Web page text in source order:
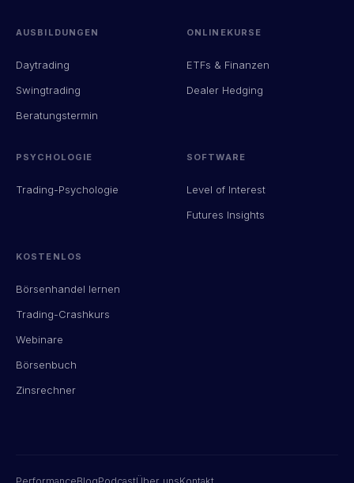
AUSBILDUNGEN
Daytrading
Swingtrading
Beratungstermin
ONLINEKURSE
ETFs & Finanzen
Dealer Hedging
PSYCHOLOGIE
Trading-Psychologie
SOFTWARE
Level of Interest
Futures Insights
KOSTENLOS
Börsenhandel lernen
Trading-Crashkurs
Webinare
Börsenbuch
Zinsrechner